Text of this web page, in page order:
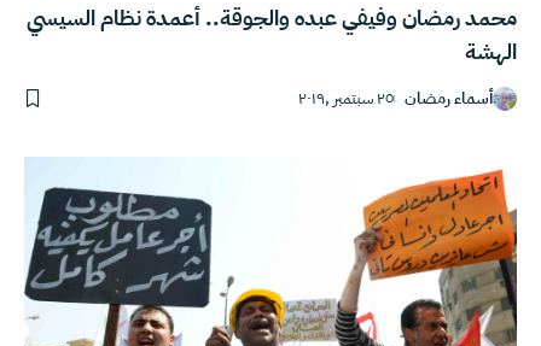
محمد رمضان وفيفي عبده والجوقة.. أعمدة نظام السيسي
الهشة
أسماء رمضان ٢٥ سبتمبر ,٢٠١٩